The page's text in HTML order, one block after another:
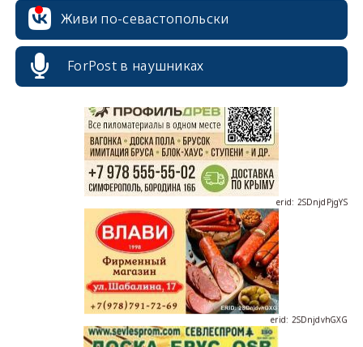
Живи по-севастопольски
ForPost в наушниках
erid: 2SDnjcrDNw6
erid: 2SDnjdvhGXG